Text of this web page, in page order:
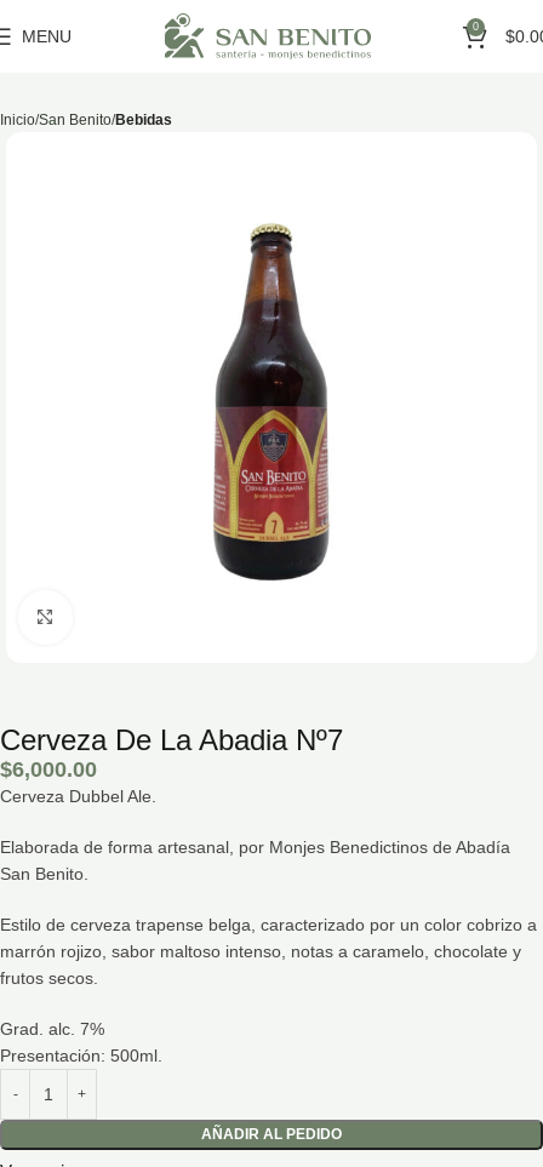
MENU 0 $
Inicio San Benito Bebidas
Cerveza De La Abadia Nº7
$6,000.00
Cerveza Dubbel Ale.
Elaborada de forma artesanal, por Monjes Benedictinos de Abadía
San Benito.
Estilo de cerveza trapense belga, caracterizado por un color cobrizo a
marrón rojizo, sabor maltoso intenso, notas a caramelo, chocolate y
frutos secos.
Grad. alc. 7%
Presentación: 500ml.
AÑADIR AL PEDIDO